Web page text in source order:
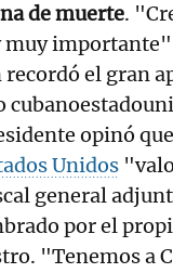
de muerte.
muy
el gran
opinó
Unidos
general
por el
"Tenemos a